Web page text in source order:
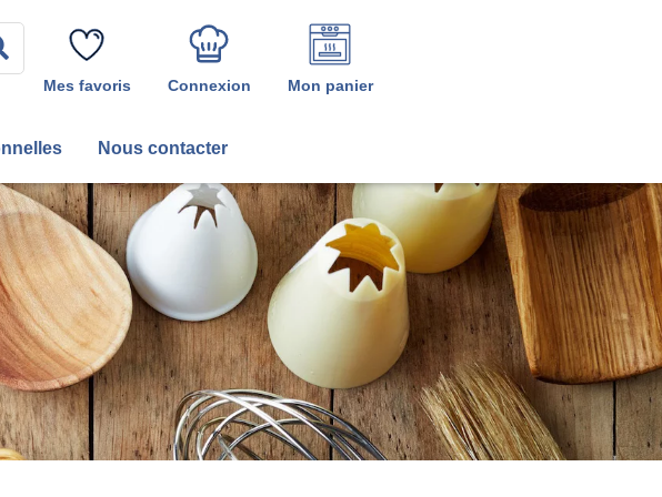
Rechercher
Mes favoris Connexion Mon panier
Nous contacter